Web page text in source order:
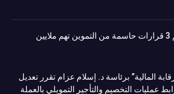
بشأن رغيف الخبز والدعم 3 قرارات حاسمة من التموين تهم ملايين
المالية” برئاسة د. إسلام عزام تقرر تعديل
عمليات التخصيم والتأجير التمويلي بالعملة